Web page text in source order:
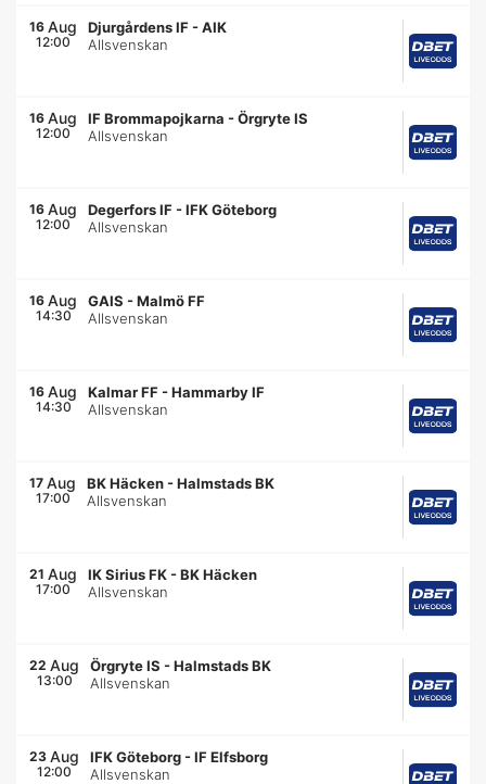
16 Aug
12:00
Djurgårdens IF -AIK
Allsvenskan
16 Aug
12:00
IF Brommapojkarna -Örgryte IS
Allsvenskan
16 Aug
12:00
Degerfors IF -IFK Göteborg
Allsvenskan
16 Aug
14:30
GAIS -Malmö FF
Allsvenskan
16 Aug
14:30
Kalmar FF -Hammarby IF
Allsvenskan
17 Aug
17:00
BK Häcken -Halmstads BK
Allsvenskan
21 Aug
17:00
IK Sirius FK -BK Häcken
Allsvenskan
22 Aug
13:00
Örgryte IS -Halmstads BK
Allsvenskan
23 Aug
12:00
IFK Göteborg -IF Elfsborg
Allsvenskan